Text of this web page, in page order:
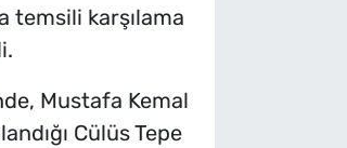
temsili karşılama
Mustafa Kemal
Cülüs Tepe